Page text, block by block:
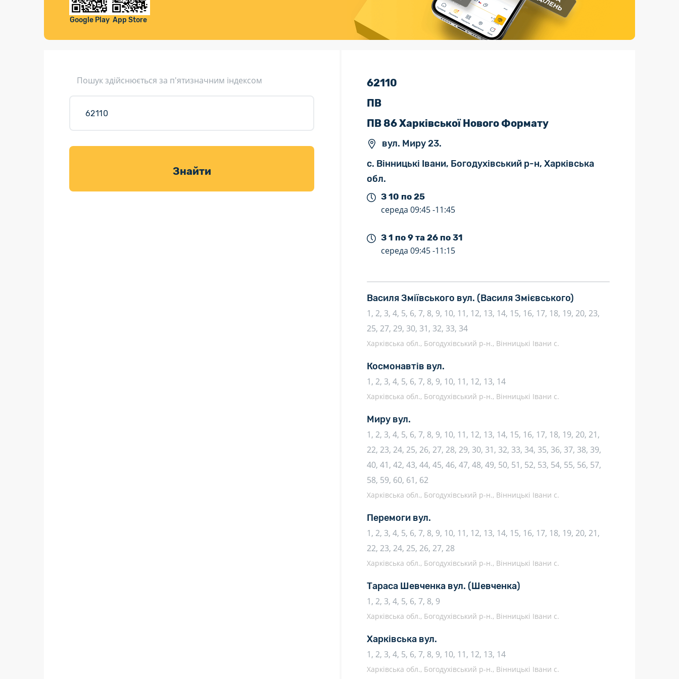
Листи та листівки
Доставка товарів для саду
Валютно-обмінні операції
Страхові послуги
Каталог «Укрпошта Маркет»
Google Play App Store
Пошук здійснюється за п'ятизначним індексом
Знайти
62110
ПВ
ПВ 86 Харківської Нового Формату
вул. Миру 23.
с. Вінницькі Івани, Богодухівський р-н, Харківська
обл.
З 10 по 25
середа 09:45 -11:45
З 1 по 9 та 26 по 31
середа 09:45 -11:15
Василя Зміївського вул. (Василя Змієвського)
1, 2, 3, 4, 5, 6, 7, 8, 9, 10, 11, 12, 13, 14, 15, 16, 17, 18, 19, 20, 23,
25, 27, 29, 30, 31, 32, 33, 34
Харківська обл., Богодухівський р-н., Вінницькі Івани с.
Космонавтів вул.
1, 2, 3, 4, 5, 6, 7, 8, 9, 10, 11, 12, 13, 14
Харківська обл., Богодухівський р-н., Вінницькі Івани с.
Миру вул.
1, 2, 3, 4, 5, 6, 7, 8, 9, 10, 11, 12, 13, 14, 15, 16, 17, 18, 19, 20, 21,
22, 23, 24, 25, 26, 27, 28, 29, 30, 31, 32, 33, 34, 35, 36, 37, 38, 39,
40, 41, 42, 43, 44, 45, 46, 47, 48, 49, 50, 51, 52, 53, 54, 55, 56, 57,
58, 59, 60, 61, 62
Харківська обл., Богодухівський р-н., Вінницькі Івани с.
Перемоги вул.
1, 2, 3, 4, 5, 6, 7, 8, 9, 10, 11, 12, 13, 14, 15, 16, 17, 18, 19, 20, 21,
22, 23, 24, 25, 26, 27, 28
Харківська обл., Богодухівський р-н., Вінницькі Івани с.
Тараса Шевченка вул. (Шевченка)
1, 2, 3, 4, 5, 6, 7, 8, 9
Харківська обл., Богодухівський р-н., Вінницькі Івани с.
Харківська вул.
1, 2, 3, 4, 5, 6, 7, 8, 9, 10, 11, 12, 13, 14
Харківська обл., Богодухівський р-н., Вінницькі Івани с.